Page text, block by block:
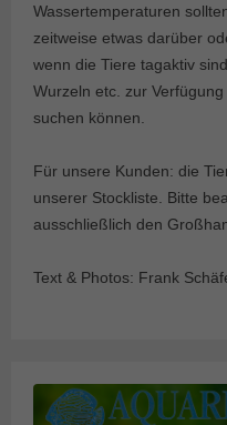
Wassertemperaturen
zeitweise etwas darüber
wenn die Tiere tagaktiv
Wurzeln etc. zur
suchen können.
Für unsere Kunden: die
unserer Stockliste. Bitte
ausschließlich den
Text & Photos: Frank